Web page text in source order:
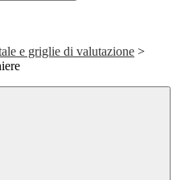
e griglie di valutazione >